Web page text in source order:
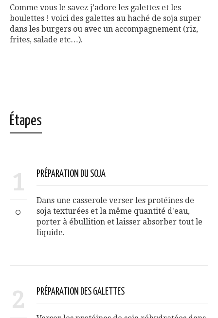
Comme vous le savez j’adore les galettes et les
boulettes ! voici des galettes au haché de soja super
dans les burgers ou avec un accompagnement (riz,
frites, salade etc…).
Étapes
1 PRÉPARATION DU SOJA
Dans une casserole verser les protéines de
soja texturées et la même quantité d'eau,
porter à ébullition et laisser absorber tout le
liquide.
2 PRÉPARATION DES GALETTES